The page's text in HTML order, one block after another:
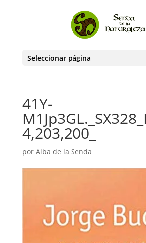
Seleccionar página
41Y-
4,203,200_
por Alba de la Senda